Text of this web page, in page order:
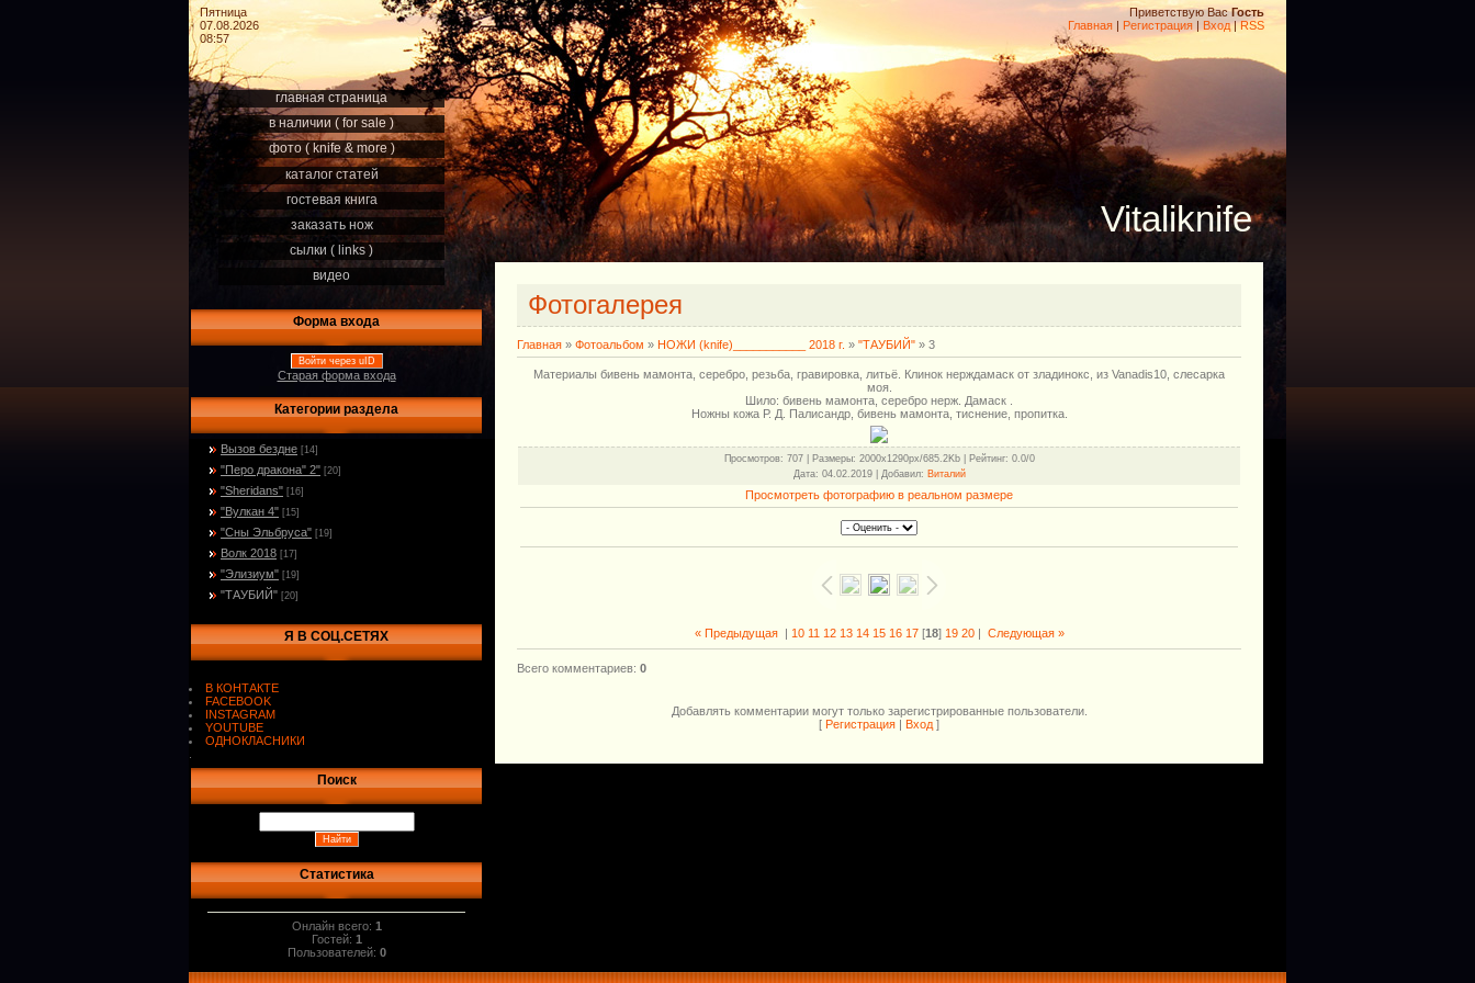
Пятница
07.08.2026
08:57
Приветствую Вас Гость
Главная | Регистрация | Вход|RSS
главная страница
в наличии ( for sale )
фото ( knife & more )
каталог статей
гостевая книга
заказать нож
сылки ( links )
видео
Форма входа
Войти через uID
Старая форма входа
Категории раздела
Вызов бездне [14]
"Перо дракона" 2" [20]
"Sheridans" [16]
"Вулкан 4" [15]
"Сны Эльбруса" [19]
Волк 2018 [17]
"Элизиум" [19]
"ТАУБИЙ" [20]
Я В СОЦ.СЕТЯХ
В КОНТАКТЕ
FACEBOOK
INSTAGRAM
YOUTUBE
ОДНОКЛАСНИКИ
Поиск
Статистика
Онлайн всего: 1
Гостей: 1
Пользователей: 0
Vitaliknife
Фотогалерея
Главная » Фотоальбом » НОЖИ (knife)___________ 2018 г. » "ТАУБИЙ" » 3
Материалы бивень мамонта, серебро, резьба, гравировка, литьё. Клинок нерждамаск от зладинокс, из Vanadis10, слесарка
моя.
Шило: бивень мамонта, серебро нерж. Дамаск .
Ножны кожа Р. Д. Палисандр, бивень мамонта, тиснение, пропитка.
Просмотров: 707 | Размеры: 2000x1290px/685.2Kb | Рейтинг: 0.0/0
Дата: 04.02.2019 | Добавил: Виталий
Просмотреть фотографию в реальном размере
« Предыдущая| 10 11 12 13 14 15 16 17[18] 19 20| Следующая »
Всего комментариев: 0
Добавлять комментарии могут только зарегистрированные пользователи.
[ Регистрация Вход ]